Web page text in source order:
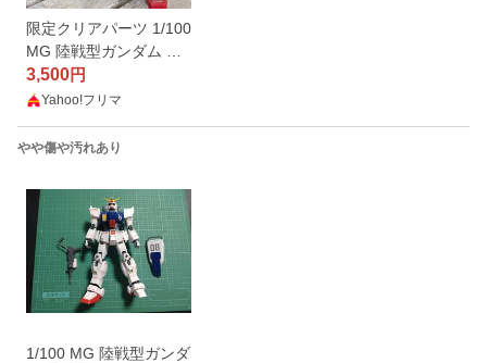
限定クリアパーツ 1/100
MG 陸戦型ガンダム 完
成品 ガンプラ ヤツはエ
ースだっ ごっこに^_^
3,500円
Yahoo!フリマ
やや傷や汚れあり
1/100 MG 陸戦型ガンダ